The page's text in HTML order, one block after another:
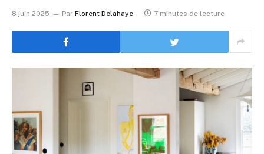
8 juin 2025 Par Florent Delahaye 7 minutes de lecture